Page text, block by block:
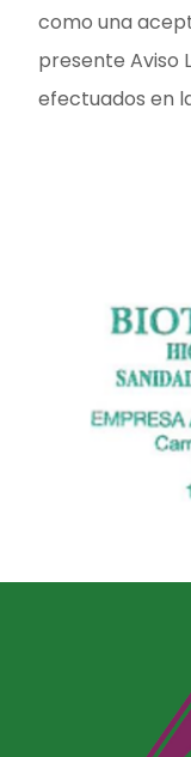
como una
presente Aviso
efectuados en